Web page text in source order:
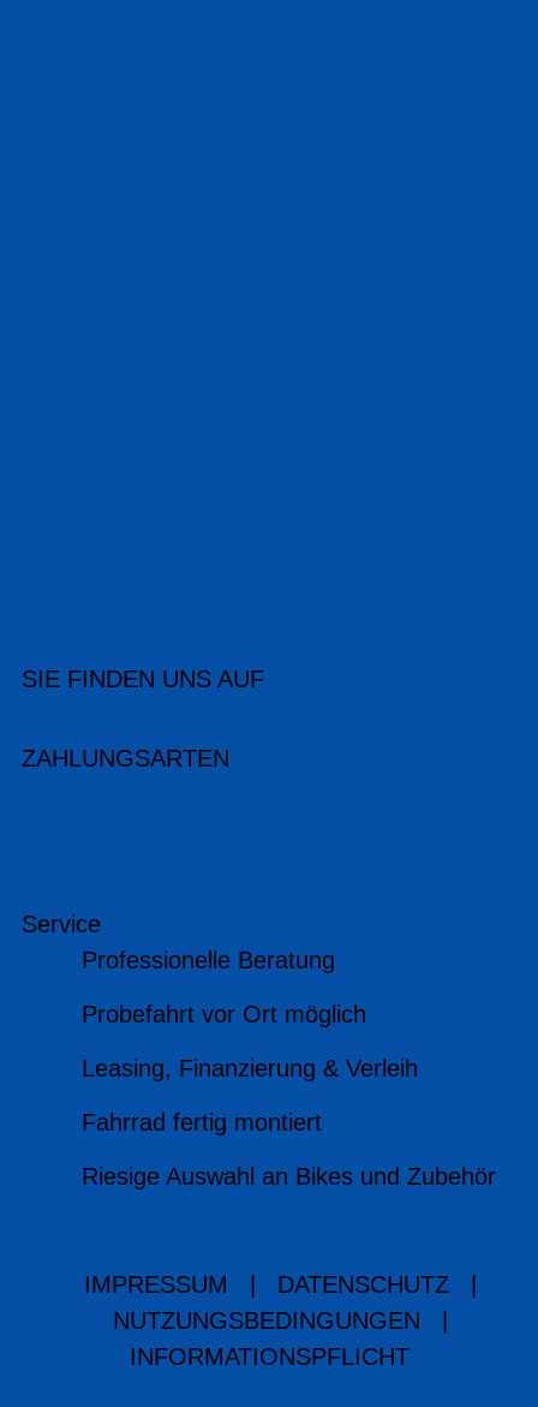
SIE FINDEN UNS AUF
ZAHLUNGSARTEN
Service
Professionelle Beratung
Probefahrt vor Ort möglich
Leasing, Finanzierung & Verleih
Fahrrad fertig montiert
Riesige Auswahl an Bikes und Zubehör
IMPRESSUM DATENSCHUTZ
NUTZUNGSBEDINGUNGEN
INFORMATIONSPFLICHT